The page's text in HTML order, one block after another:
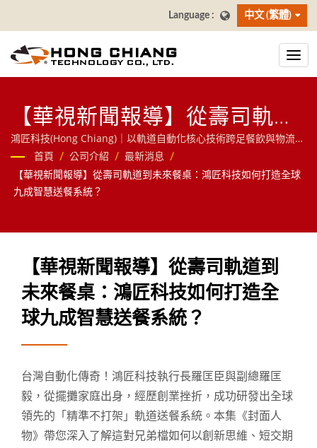
中文 (繁體)
【華視新聞報導】從壽司軌道
到未來餐桌：鴻匠科技如何打
造全球九成智慧送餐系統？
鴻匠科技(Hong Chiang)｜以軌道自動化核心技術跨足餐飲與物流領
域，提供送餐機器人、AI大螢幕點餐系統(自助點餐機)、壽司迴轉台
等智慧餐飲方案，並延伸至分揀機器人、RGV無人搬運車等物件移
動解決方案，歡迎洽詢！
首頁 / 公司介紹 / 最新消息
/
【華視新聞報導】從壽司軌道到未來餐桌：鴻匠科技如何打造全球
九成智慧送餐系統？
【華視新聞報導】從壽司軌道到
未來餐桌：鴻匠科技如何打造全
球九成智慧送餐系統？
台灣自動化傳奇！鴻匠科技執行長羅匡臣與副總羅匡
毅，從擺攤家庭出身，經歷創業挫折，成功研發出全球
領先的「精準不打架」軌道送餐系統。本集《封面人
物》帶您深入了解這對兄弟檔如何以創新思維、短交期